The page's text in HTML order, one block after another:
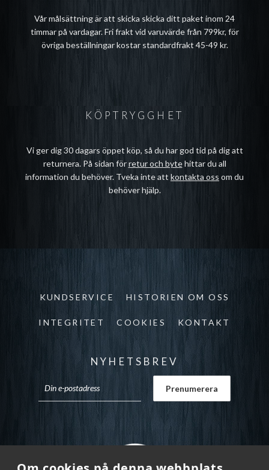
Vår målsättning är att skicka skicka ditt paket inom 24
timmar på vardagar. Fri frakt vid varuvärde från 799kr, för
övriga beställningar kostar standardfrakt 45-49 kr.
KÖPTRYGGHET
Vi ger dig 30 dagars öppet köp, så du har god tid på dig att
returnera. På sidan förretur och bytehittar du all
information du behöver. Tveka inte att kontakta oss om du
behöver hjälp.
KUNDSERVICE HISTORIEN OM OSS
INTEGRITET COOKIES KONTAKT
NYHETSBREV